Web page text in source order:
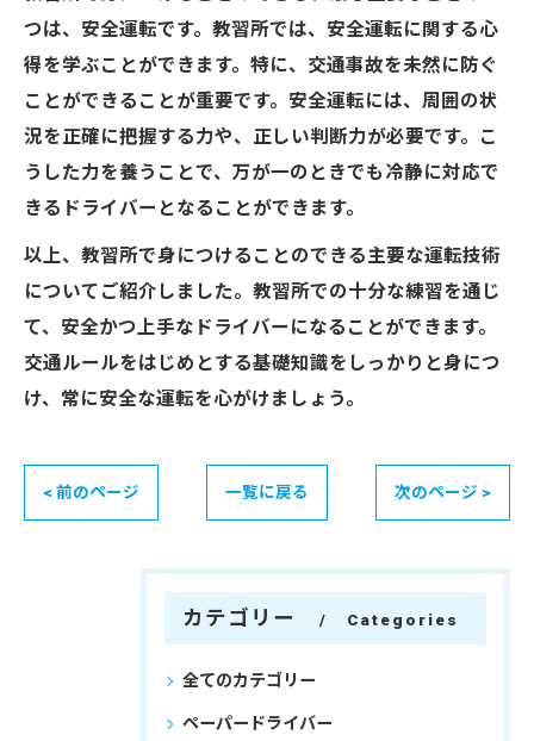
つは、安全運転です。教習所では、安全運転に関する心
得を学ぶことができます。特に、交通事故を未然に防ぐ
ことができることが重要です。安全運転には、周囲の状
況を正確に把握する力や、正しい判断力が必要です。こ
うした力を養うことで、万が一のときでも冷静に対応で
きるドライバーとなることができます。
以上、教習所で身につけることのできる主要な運転技術
についてご紹介しました。教習所での十分な練習を通じ
て、安全かつ上手なドライバーになることができます。
交通ルールをはじめとする基礎知識をしっかりと身につ
け、常に安全な運転を心がけましょう。
< 前のページ 一覧に戻る 次のページ >
カテゴリー Categories
全てのカテゴリー
ペーパードライバー